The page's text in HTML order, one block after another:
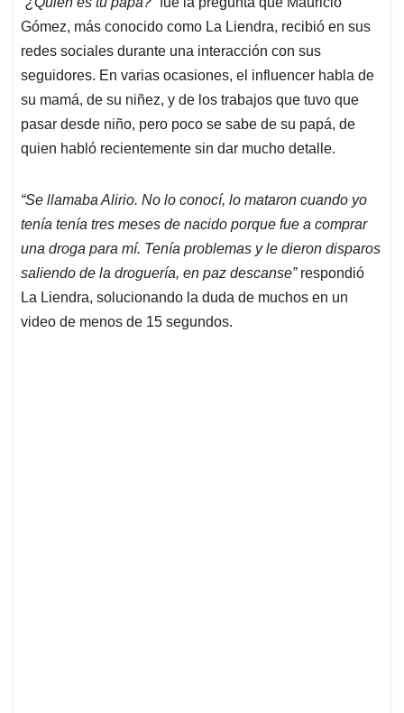
s
A
p
p
b
o
o
k
e
d
I
n
l
a
d
s
Gómez, más conocido como La Liendra, recibió en sus
redes sociales durante una interacción con sus
seguidores. En varias ocasiones, el influencer habla de
su mamá, de su niñez, y de los trabajos que tuvo que
pasar desde niño, pero poco se sabe de su papá, de
quien habló recientemente sin dar mucho detalle.
“Se llamaba Alirio. No lo conocí, lo mataron cuando yo
tenía tenía tres meses de nacido porque fue a comprar
una droga para mí. Tenía problemas y le dieron disparos
saliendo de la droguería, en paz descanse” respondió
La Liendra, solucionando la duda de muchos en un
video de menos de 15 segundos.